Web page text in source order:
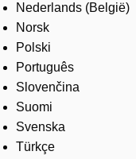
Nederlands (België)
Norsk
Polski
Português
Slovenčina
Suomi
Svenska
Türkçe